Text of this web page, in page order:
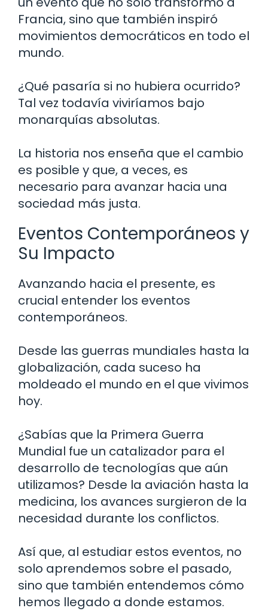
Francia, sino que también inspiró
movimientos democráticos en todo el
mundo.
¿Qué pasaría si no hubiera ocurrido?
Tal vez todavía viviríamos bajo
monarquías absolutas.
La historia nos enseña que el cambio
es posible y que, a veces, es
necesario para avanzar hacia una
sociedad más justa.
Eventos Contemporáneos y
Su Impacto
Avanzando hacia el presente, es
crucial entender los eventos
contemporáneos.
Desde las guerras mundiales hasta la
globalización, cada suceso ha
moldeado el mundo en el que vivimos
hoy.
¿Sabías que la Primera Guerra
Mundial fue un catalizador para el
desarrollo de tecnologías que aún
utilizamos? Desde la aviación hasta la
medicina, los avances surgieron de la
necesidad durante los conflictos.
Así que, al estudiar estos eventos, no
solo aprendemos sobre el pasado,
sino que también entendemos cómo
hemos llegado a donde estamos.